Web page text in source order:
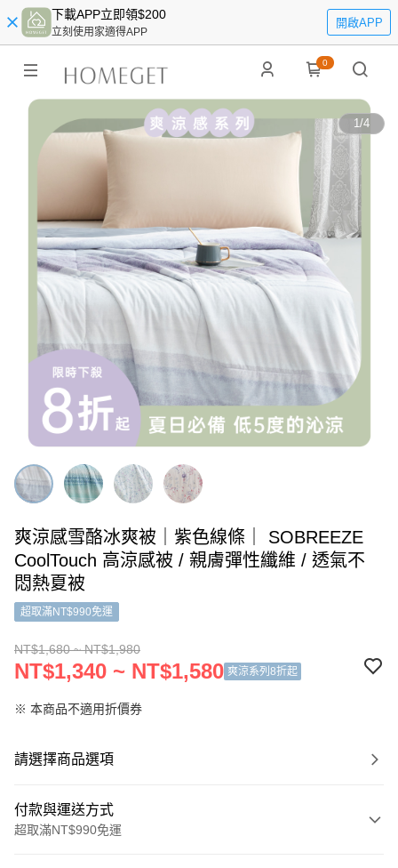
下載APP立即領$200
立刻使用家適得APP
開啟APP
0
1/4
爽涼感雪酪冰爽被｜紫色線條｜ SOBREEZE
CoolTouch 高涼感被 / 親膚彈性纖維 / 透氣不
悶熱夏被
超取滿NT$990免運
NT$1,680 ~ NT$1,980
NT$1,340 ~ NT$1,580 爽涼系列8折起
※ 本商品不適用折價券
請選擇商品選項
付款與運送方式
超取滿NT$990免運